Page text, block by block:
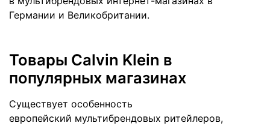
Германии и Великобритании.
Товары Calvin Klein в
популярных магазинах
Существует особенность
европейский мультибрендовых ритейлеров,